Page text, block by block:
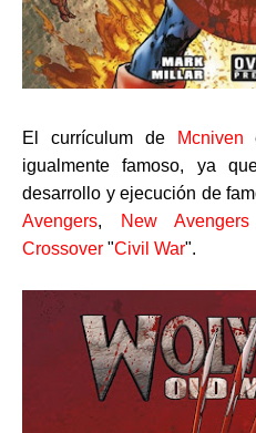
El currículum de Mcniven
igualmente famoso, ya
desarrollo y ejecución de
Avengers, New Avengers
Crossover "Civil War".